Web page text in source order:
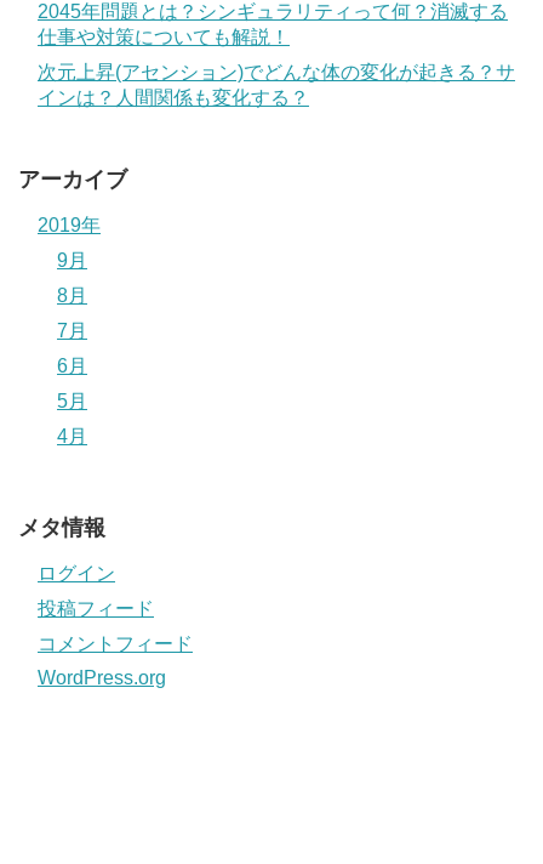
2045年問題とは？シンギュラリティって何？消滅する
仕事や対策についても解説！
次元上昇(アセンション)でどんな体の変化が起きる？サ
インは？人間関係も変化する？
アーカイブ
2019年
9月
8月
7月
6月
5月
4月
メタ情報
ログイン
投稿フィード
コメントフィード
WordPress.org